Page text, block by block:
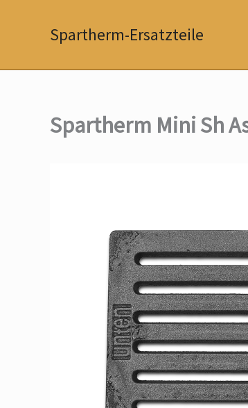
Spartherm-Ersatzteile
Spartherm Mini Sh